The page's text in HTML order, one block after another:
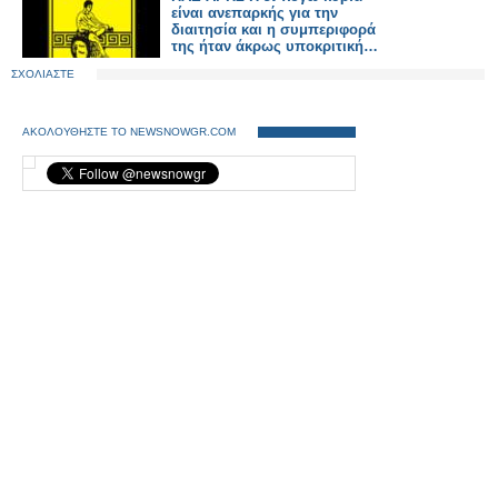
είναι ανεπαρκής για την
διαιτησία και η συμπεριφορά
της ήταν άκρως υποκριτική…
ΣΧΟΛΙΑΣΤΕ
ΑΚΟΛΟΥΘΗΣΤΕ ΤΟ NEWSNOWGR.COM